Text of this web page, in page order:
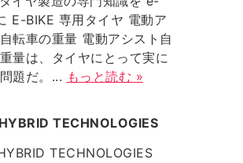
E-BIKE 専用タイヤ 電動ア
転車の重量 電動アシスト自
量は、タイヤにとって実に
題だ。... もっと読む »
TECHNOLOGIES
TECHNOLOGIES